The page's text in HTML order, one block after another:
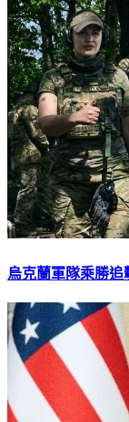
烏克蘭軍隊乘勝